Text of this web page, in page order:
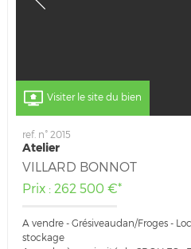
Visiter le site du bien
ref. n° 2015
Atelier
VILLARD BONNOT
Prix : 262 500 €*
A vendre - Grésiveaudan/Froges -
stockage